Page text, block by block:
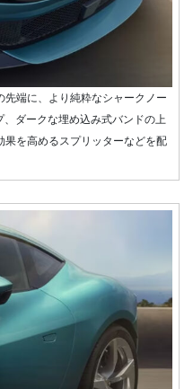
端に、より純粋なシャークノー
ダークな埋め込み式バンドの上
を高めるスプリッターなどを配